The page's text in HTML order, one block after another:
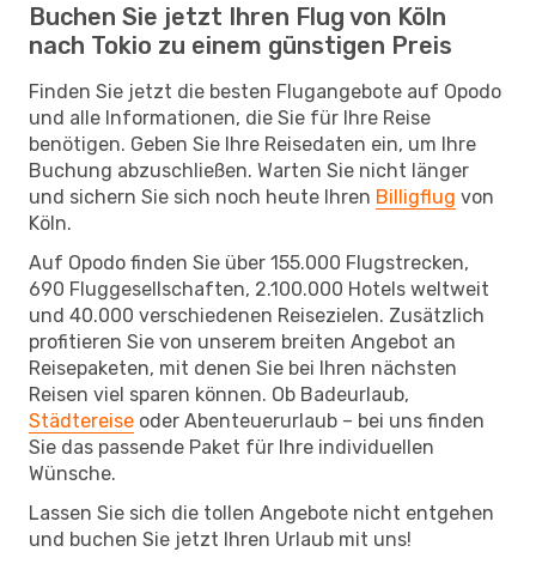
Buchen Sie jetzt Ihren Flug von Köln
nach Tokio zu einem günstigen Preis
Finden Sie jetzt die besten Flugangebote auf Opodo
und alle Informationen, die Sie für Ihre Reise
benötigen. Geben Sie Ihre Reisedaten ein, um Ihre
Buchung abzuschließen. Warten Sie nicht länger
und sichern Sie sich noch heute Ihren Billigflug von
Köln.
Auf Opodo finden Sie über 155.000 Flugstrecken,
690 Fluggesellschaften, 2.100.000 Hotels weltweit
und 40.000 verschiedenen Reisezielen. Zusätzlich
profitieren Sie von unserem breiten Angebot an
Reisepaketen, mit denen Sie bei Ihren nächsten
Reisen viel sparen können. Ob Badeurlaub,
Städtereise oder Abenteuerurlaub – bei uns finden
Sie das passende Paket für Ihre individuellen
Wünsche.
Lassen Sie sich die tollen Angebote nicht entgehen
und buchen Sie jetzt Ihren Urlaub mit uns!